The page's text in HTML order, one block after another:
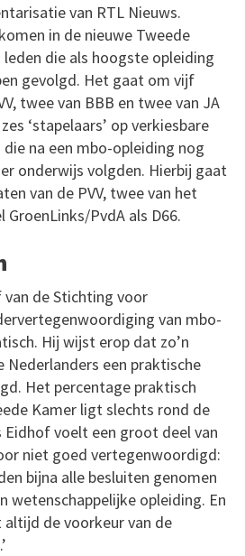
van RTL Nieuws.
in de nieuwe Tweede
die als hoogste opleiding
gevolgd. Het gaat om vijf
twee van BBB en twee van JA
‘stapelaars’ op verkiesbare
na een mbo-opleiding nog
onderwijs volgden. Hierbij gaat
van de PVV, twee van het
GroenLinks/PvdA als D66.
de Stichting voor
van mbo-
Hij wijst erop dat zo’n
Nederlanders een praktische
Het percentage praktisch
Kamer ligt slechts rond de
Eidhof voelt een groot deel van
niet goed vertegenwoordigd:
bijna alle besluiten genomen
wetenschappelijke opleiding. En
de voorkeur van de